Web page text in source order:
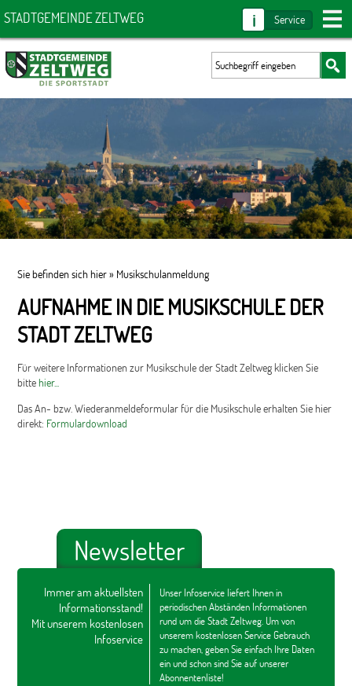
STADTGEMEINDE ZELTWEG i Service
Sie befinden sich hier » Musikschulanmeldung
AUFNAHME IN DIE MUSIKSCHULE DER
STADT ZELTWEG
Für weitere Informationen zur Musikschule der Stadt Zeltweg klicken Sie
bittehier...
Das An- bzw. Wiederanmeldeformular für die Musikschule erhalten Sie hier
direkt: Formulardownload
Newsletter
Immer am aktuellsten
Informationsstand!
Mit unserem kostenlosen
Infoservice
Unser Infoservice liefert Ihnen in
periodischen Abständen Informationen
rund um die Stadt Zeltweg. Um von
unserem kostenlosen Service Gebrauch
zu machen, geben Sie einfach Ihre Daten
ein und schon sind Sie auf unserer
Abonnentenliste!